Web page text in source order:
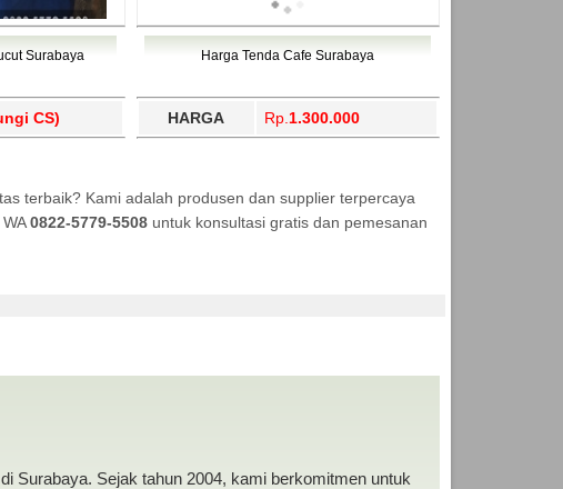
Surabaya
CS)
Harga Tenda Cafe Surabaya
HARGA Rp. 1.300.000
terbaik? Kami adalah produsen dan supplier terpercaya
0822-5779-5508untuk konsultasi gratis dan pemesanan
Surabaya. Sejak tahun 2004, kami berkomitmen untuk